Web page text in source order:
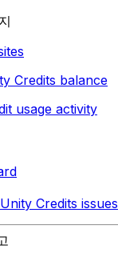
Credits balance
usage activity
Credits issues